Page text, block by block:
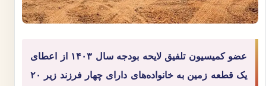
عضو کمیسیون تلفیق لایحه بودجه سال ۱۴۰۳ از اعطای
یک قطعه زمین به خانواده‌های دارای چهار فرزند زیر ۲۰